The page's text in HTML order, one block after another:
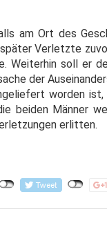
am Ort des
später Verletzte
Weiterhin soll er
der
worden
beiden Männer
erlitten.